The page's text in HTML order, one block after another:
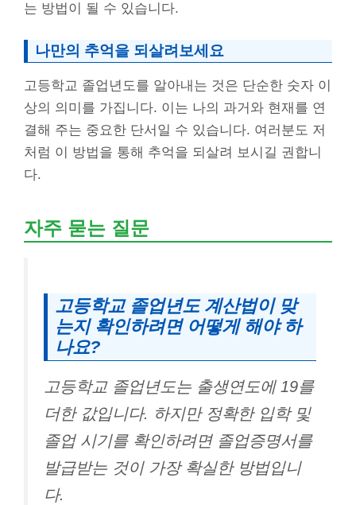
는 방법이 될 수 있습니다.
나만의 추억을 되살려보세요
고등학교 졸업년도를 알아내는 것은 단순한 숫자 이
상의 의미를 가집니다. 이는 나의 과거와 현재를 연
결해 주는 중요한 단서일 수 있습니다. 여러분도 저
처럼 이 방법을 통해 추억을 되살려 보시길 권합니
다.
자주 묻는 질문
고등학교 졸업년도 계산법이 맞
는지 확인하려면 어떻게 해야 하
나요?
고등학교 졸업년도는 출생연도에 19를
더한 값입니다. 하지만 정확한 입학 및
졸업 시기를 확인하려면 졸업증명서를
발급받는 것이 가장 확실한 방법입니
다.